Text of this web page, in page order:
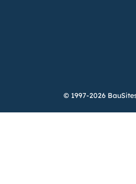
© 1997-2026